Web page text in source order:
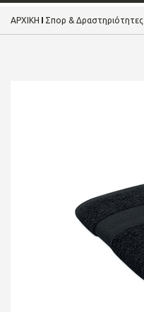
ΑΡΧΙΚΗ Σπορ & Δραστηριότητες